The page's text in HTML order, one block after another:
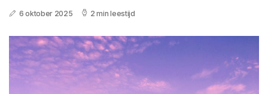
6 oktober 2025 2 min leestijd